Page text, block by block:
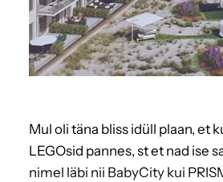
Mul oli täna bliss idüll plaan, et
LEGOsid pannes, st et nad ise
nimel läbi nii BabyCity kui